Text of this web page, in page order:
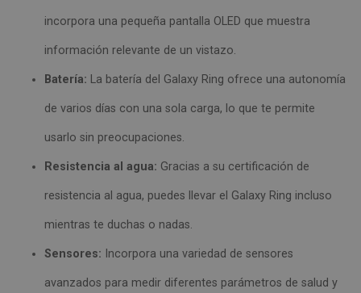
incorpora una pequeña pantalla OLED que muestra
información relevante de un vistazo.
Batería: La batería del Galaxy Ring ofrece una autonomía
de varios días con una sola carga, lo que te permite
usarlo sin preocupaciones.
Resistencia al agua: Gracias a su certificación de
resistencia al agua, puedes llevar el Galaxy Ring incluso
mientras te duchas o nadas.
Sensores: Incorpora una variedad de sensores
avanzados para medir diferentes parámetros de salud y